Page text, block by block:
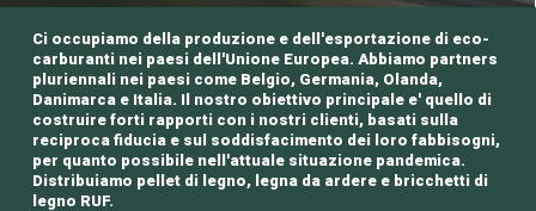
Ci occupiamo della produzione e dell'esportazione di eco-
carburanti nei paesi dell'Unione Europea. Abbiamo partners
pluriennali nei paesi come Belgio, Germania, Olanda,
Danimarca e Italia. Il nostro obiettivo principale e' quello di
costruire forti rapporti con i nostri clienti, basati sulla
reciproca fiducia e sul soddisfacimento dei loro fabbisogni,
per quanto possibile nell'attuale situazione pandemica.
Distribuiamo pellet di legno, legna da ardere e bricchetti di
legno RUF.